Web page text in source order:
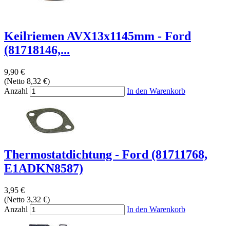
Keilriemen AVX13x1145mm - Ford
(81718146,...
9,90 €
(Netto 8,32 €)
Anzahl
In den Warenkorb
Thermostatdichtung - Ford (81711768,
E1ADKN8587)
3,95 €
(Netto 3,32 €)
Anzahl
In den Warenkorb